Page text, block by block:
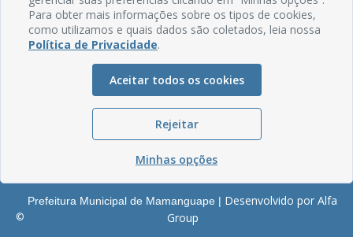
Mapa do Site
Perguntas frequentes
Glossário
Serviços Internos
©
Prefeitura Municipal de Mamanguape | Desenvolvido por Alfa
Group
Para obter mais informações sobre os tipos de cookies,
como utilizamos e quais dados são coletados, leia nossa
Política de Privacidade.
Aceitar todos os cookies
Rejeitar
Minhas opções